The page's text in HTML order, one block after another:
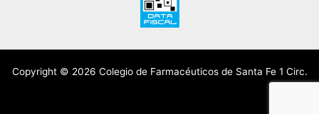
Copyright © 2026 Colegio de Farmacéuticos de Santa Fe 1 Circ.